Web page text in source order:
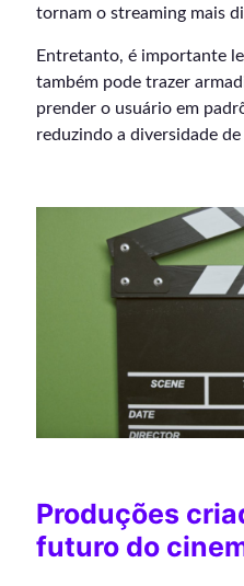
tornam o streaming mais
Entretanto, é importante
também pode trazer
prender o usuário em
reduzindo a diversidade
Produções
futuro do